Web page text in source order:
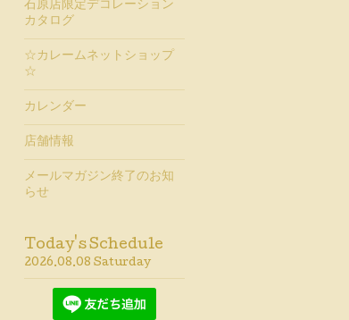
石原店限定デコレーション
カタログ
☆カレームネットショップ
☆
カレンダー
店舗情報
メールマガジン終了のお知
らせ
Today's Schedule
2026.08.08 Saturday